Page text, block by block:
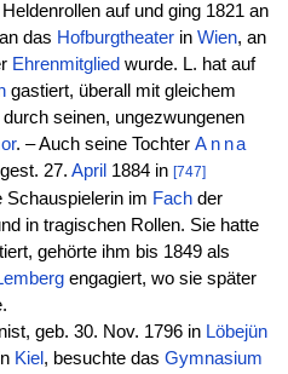
auf und ging 1821 an
das Hofburgtheaterin Wien, an
Ehrenmitglied wurde. L. hat auf
gastiert, überall mit gleichem
seinen, ungezwungenen
. – Auch seine Tochter Anna
27.April 1884 in[747]
Schauspielerin im Fachder
in tragischen Rollen. Sie hatte
gehörte ihm bis 1849 als
engagiert, wo sie später
geb. 30. Nov. 1796 in Löbejün
Kiel , besuchte das Gymnasium